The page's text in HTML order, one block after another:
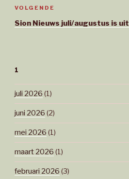
Volgend
bericht
VOLGENDE
Sion Nieuws juli/augustus is uit
1
juli 2026 (1)
juni 2026 (2)
mei 2026 (1)
maart 2026 (1)
februari 2026 (3)